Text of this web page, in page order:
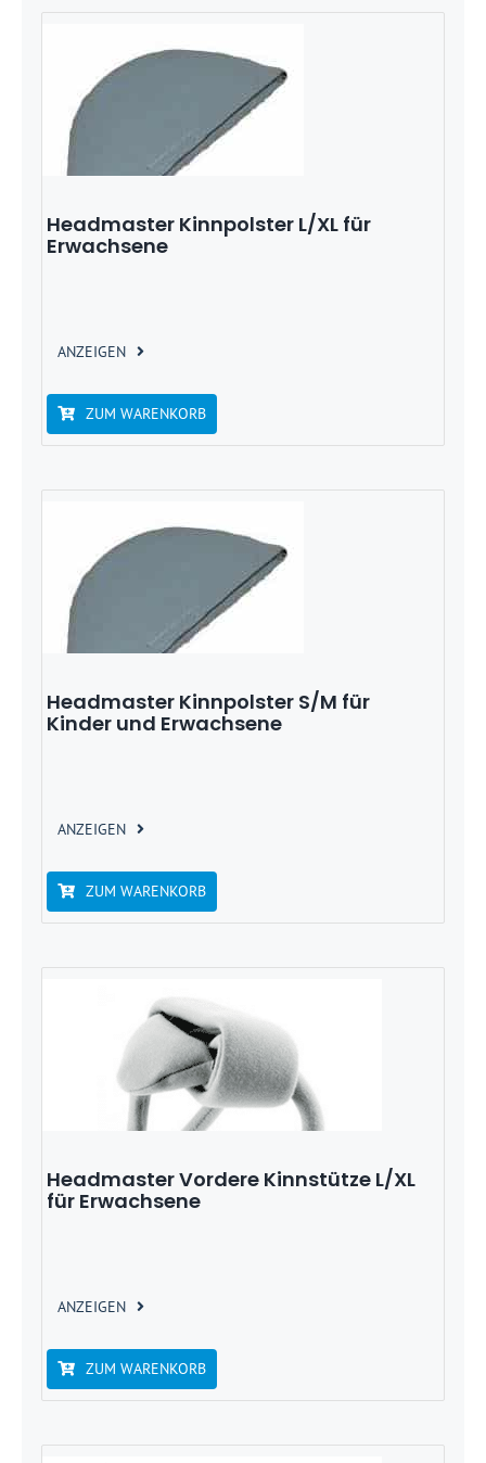
Headmaster Kinnpolster L/XL für
Erwachsene
ANZEIGEN
ZUM WARENKORB
Headmaster Kinnpolster S/M für
Kinder und Erwachsene
ANZEIGEN
ZUM WARENKORB
Headmaster Vordere Kinnstütze L/XL
für Erwachsene
ANZEIGEN
ZUM WARENKORB